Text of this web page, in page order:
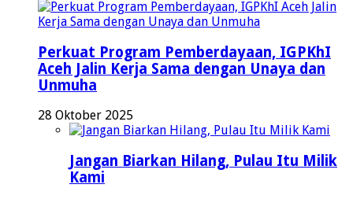
Perkuat Program Pemberdayaan, IGPKhI
Aceh Jalin Kerja Sama dengan Unaya dan
Unmuha
28 Oktober 2025
Jangan Biarkan Hilang, Pulau Itu Milik
Kami